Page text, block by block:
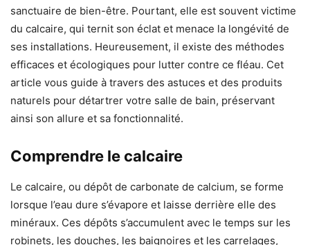
sanctuaire de bien-être. Pourtant, elle est souvent victime
du calcaire, qui ternit son éclat et menace la longévité de
ses installations. Heureusement, il existe des méthodes
efficaces et écologiques pour lutter contre ce fléau. Cet
article vous guide à travers des astuces et des produits
naturels pour détartrer votre salle de bain, préservant
ainsi son allure et sa fonctionnalité.
Comprendre le calcaire
Le calcaire, ou dépôt de carbonate de calcium, se forme
lorsque l’eau dure s’évapore et laisse derrière elle des
minéraux. Ces dépôts s’accumulent avec le temps sur les
robinets, les douches, les baignoires et les carrelages,